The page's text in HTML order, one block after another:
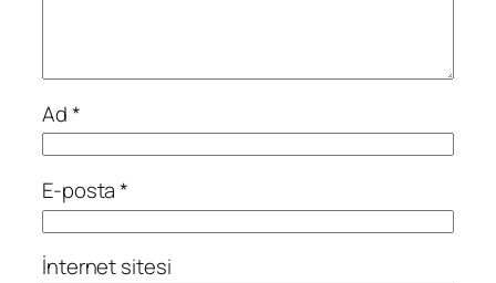
Ad*
E-posta*
İnternet sitesi